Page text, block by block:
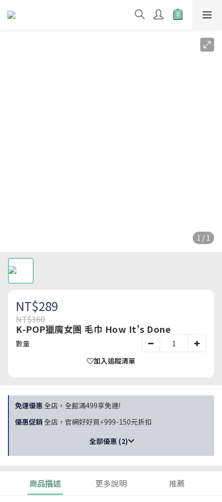
1 / 1
NT$289
NT$360
K-POP獵魔女團 毛巾 How It's Done
數量
加入追蹤清單
免運優惠全店，全館滿499享免運!
優惠促銷全店，官網好好買⚡999-150元折扣
全部優惠 (2)
商品描述 更多說明 推薦